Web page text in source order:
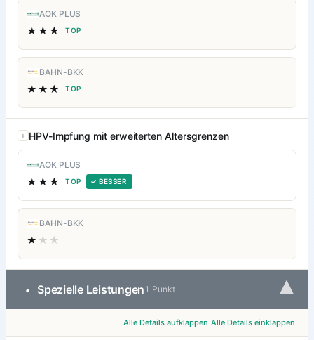
AOK PLUS
★★★ TOP
BAHN-BKK
★★★ TOP
HPV-Impfung mit erweiterten Altersgrenzen
AOK PLUS
★★★ TOP ✓ BESSER
BAHN-BKK
★ ★★
• Spezielle Leistungen 1 Punkt ▾
Alle Details aufklappen Alle Details einklappen